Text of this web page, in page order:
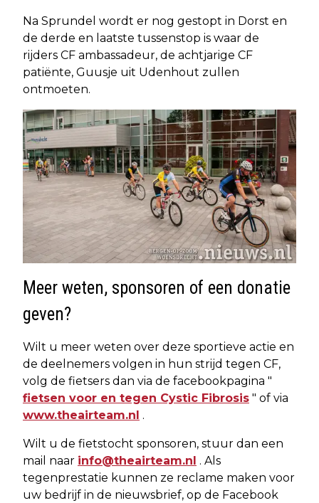
Na Sprundel wordt er nog gestopt in Dorst en
de derde en laatste tussenstop is waar de
rijders CF ambassadeur, de achtjarige CF
patiënte, Guusje uit Udenhout zullen
ontmoeten.
Meer weten, sponsoren of een donatie
geven?
Wilt u meer weten over deze sportieve actie en
de deelnemers volgen in hun strijd tegen CF,
volg de fietsers dan via de facebookpagina "
fietsen voor en tegen Cystic Fibrosis " of via
www.theairteam.nl .
Wilt u de fietstocht sponsoren, stuur dan een
mail naar info@theairteam.nl . Als
tegenprestatie kunnen ze reclame maken voor
uw bedrijf in de nieuwsbrief, op de Facebook